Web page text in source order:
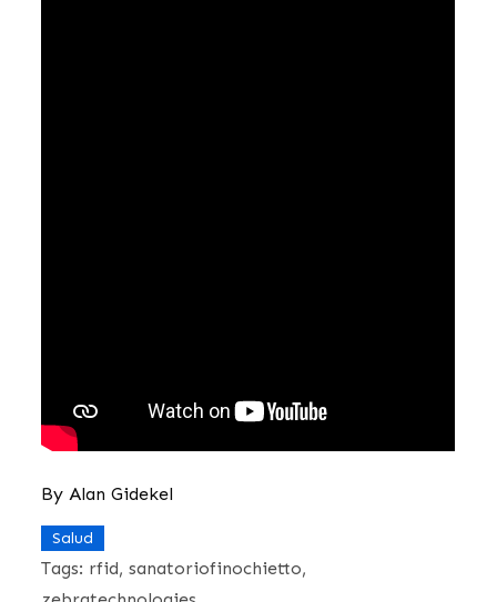
ByAlan Gidekel
Salud
Tags: rfid sanatoriofinochietto